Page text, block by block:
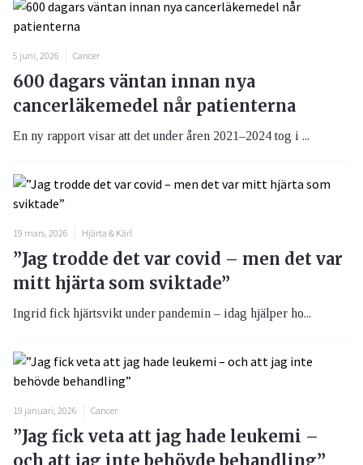
5 juni, 2026 Cancer
600 dagars väntan innan nya
cancerläkemedel når patienterna
En ny rapport visar att det under åren 2021–2024 tog i ...
19 mars, 2026 Hjärta & Kärl
”Jag trodde det var covid – men det var
mitt hjärta som sviktade”
Ingrid fick hjärtsvikt under pandemin – idag hjälper ho...
19 januari, 2026 Cancer
”Jag fick veta att jag hade leukemi –
och att jag inte behövde behandling”